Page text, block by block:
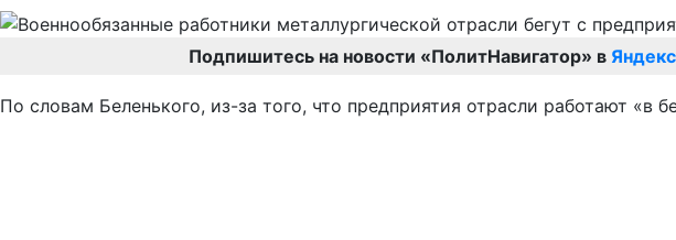
Подпишитесь на новости «ПолитНавигатор» в
По словам Беленького, из-за того, что предприятия отрасли работают